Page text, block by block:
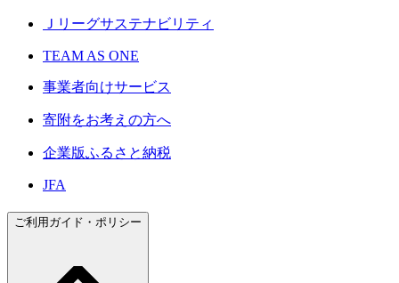
Ｊリーグサステナビリティ
TEAM AS ONE
事業者向けサービス
寄附をお考えの方へ
企業版ふるさと納税
JFA
ご利用ガイド・ポリシー